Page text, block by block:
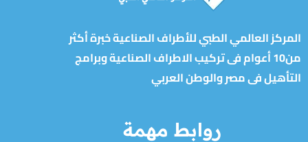
المركز العالمي الطبي للأطراف الصناعية خبرة أكثر
من10 أعوام فى تركيب الاطراف الصناعية وبرامج
التأهيل فى مصر والوطن العربي
روابط مهمة